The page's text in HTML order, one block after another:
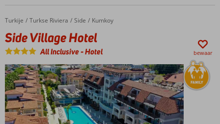
Inclusive
Home
Turkije Turkse Riviera Side Kumkoy
Side Village Hotel
Side Village Hotel
All Inclusive-Hotel bewaar